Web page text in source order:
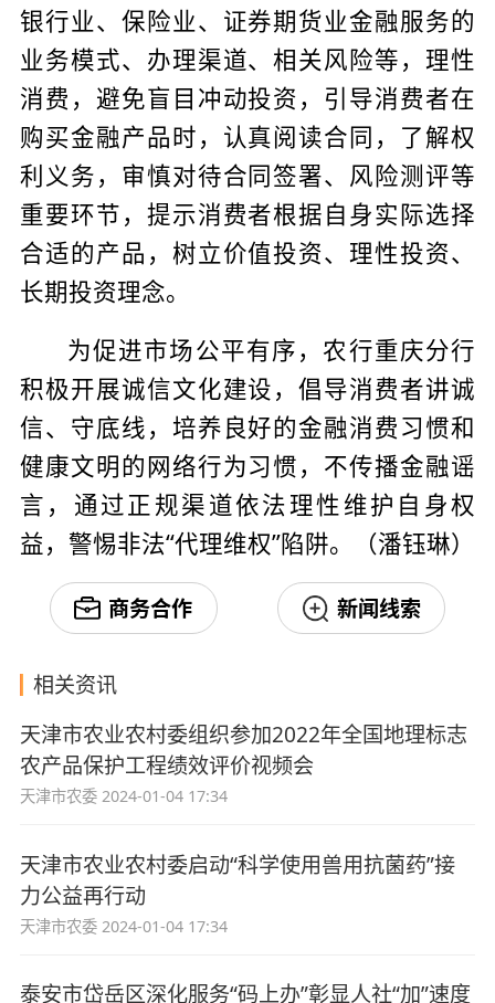
银行业、保险业、证券期货业金融服务的
业务模式、办理渠道、相关风险等，理性
消费，避免盲目冲动投资，引导消费者在
购买金融产品时，认真阅读合同，了解权
利义务，审慎对待合同签署、风险测评等
重要环节，提示消费者根据自身实际选择
合适的产品，树立价值投资、理性投资、
长期投资理念。
为促进市场公平有序，农行重庆分行
积极开展诚信文化建设，倡导消费者讲诚
信、守底线，培养良好的金融消费习惯和
健康文明的网络行为习惯，不传播金融谣
言，通过正规渠道依法理性维护自身权
益，警惕非法“代理维权”陷阱。（潘钰琳）
商务合作 新闻线索
相关资讯
天津市农业农村委组织参加2022年全国地理标志
农产品保护工程绩效评价视频会
天津市农委 2024-01-04 17:34
天津市农业农村委启动“科学使用兽用抗菌药”接
力公益再行动
天津市农委 2024-01-04 17:34
泰安市岱岳区深化服务“码上办”彰显人社“加”速度